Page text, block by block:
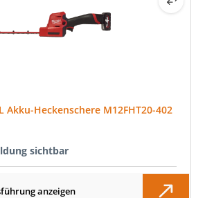
Akku-Heckenschere M12FHT20-402
sichtbar
anzeigen